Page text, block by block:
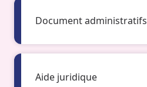
Document administratifs
Aide juridique